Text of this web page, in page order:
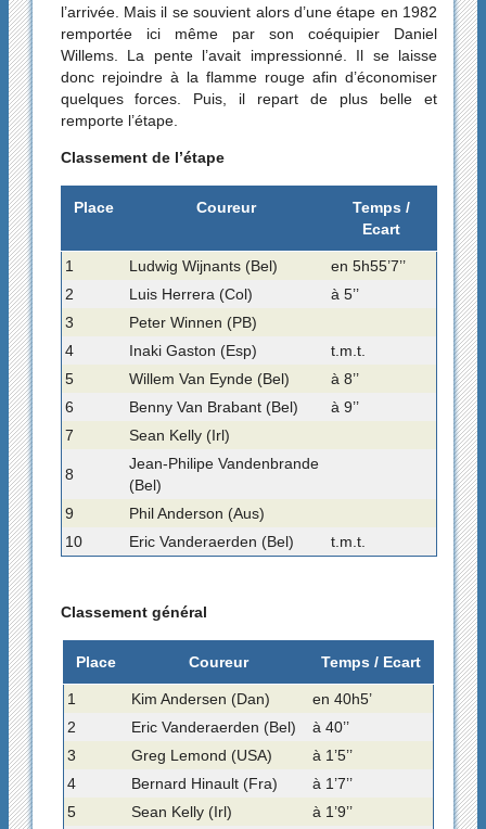
l’arrivée. Mais il se souvient alors d’une étape en 1982
remportée ici même par son coéquipier Daniel
Willems. La pente l’avait impressionné. Il se laisse
donc rejoindre à la flamme rouge afin d’économiser
quelques forces. Puis, il repart de plus belle et
remporte l’étape.
Classement de l’étape
Place Coureur
Temps /
Ecart
1 Ludwig Wijnants (Bel)
en 5h55’7’’
2
Luis Herrera (Col)
à 5’’
3
Peter Winnen (PB)
4
Inaki Gaston (Esp)
t.m.t.
5
Willem Van Eynde (Bel)
à 8’’
6
Benny Van Brabant (Bel)
à 9’’
7
Sean Kelly (Irl)
8
Jean-Philipe Vandenbrande
(Bel)
9
Phil Anderson (Aus)
10
Eric Vanderaerden (Bel) t.m.t.
Classement général
Place Coureur Temps / Ecart
1 Kim Andersen (Dan)
en 40h5’
2
Eric Vanderaerden (Bel)
à 40’’
3
Greg Lemond (USA)
à 1’5’’
4
Bernard Hinault (Fra)
à 1’7’’
5
Sean Kelly (Irl) à 1’9’’